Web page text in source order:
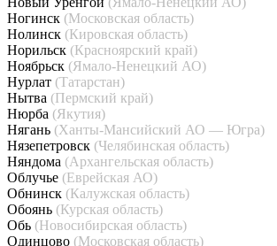
Ногинск (Московская область)
Нолинск (Кировская область)
Норильск (Красноярский край)
Ноябрьск (Ямало-Ненецкий АО)
Нурлат (Татарстан)
Нытва (Пермский край)
Нюрба (Якутия)
Нягань (Ханты-Мансийский АО — Югра)
Нязепетровск (Челябинская область)
Няндома (Архангельская область)
Облучье (Еврейская АО)
Обнинск (Калужская область)
Обоянь (Курская область)
Обь (Новосибирская область)
Одинцово (Московская область)